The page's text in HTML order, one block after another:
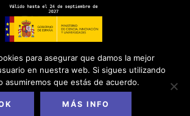
©ADD Informática· Todos los derechos
de Privacidad Aviso Legal|Política de Cookies
para asegurar que damos la mejor
en nuestra web. Si sigues utilizando
asumiremos que estás de acuerdo.
MÁS INFO